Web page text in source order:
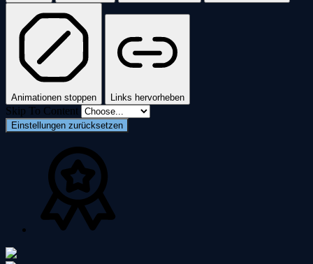
Animationen stoppen Links hervorheben
Skip To Content
Einstellungen zurücksetzen